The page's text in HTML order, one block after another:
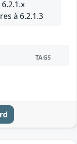
à 6.2.1.3
TAGS